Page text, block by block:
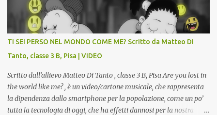
attualmente musealizzati nella Gipsoteca della Biblioteca
Comunale "Peppino Impastato" di Cascina. Quadri, disegni,
progetti di arredamento e di mobili, intarsi ed intagli lignei
da allievi e studenti dell’Istituto d’Arte durante il...
TI SEI PERSO NEL MONDO COME ME? Scritto da Matteo Di
Tanto, classe 3 B, Pisa | VIDEO
Scritto dall’allievo Matteo Di Tanto , classe 3 B, Pisa Are you lost in
the world like me? , è un video/cartone musicale, che rappresenta
la dipendenza dallo smartphone per la popolazione, come un po’
tutta la tecnologia di oggi, che ha effetti dannosi per la nostra